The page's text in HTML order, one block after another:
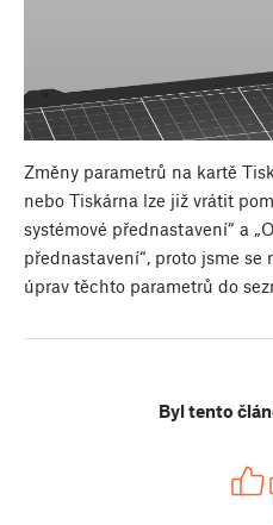
Změny parametrů na kartě
nebo Tiskárna lze již vrátit
systémové přednastavení“ a
přednastavení“, proto jsme
úprav těchto parametrů do
Byl tento